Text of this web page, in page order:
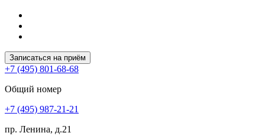
Записаться на приём
+7 (495) 801-68-68
Общий номер
+7 (495) 987-21-21
пр. Ленина, д.21